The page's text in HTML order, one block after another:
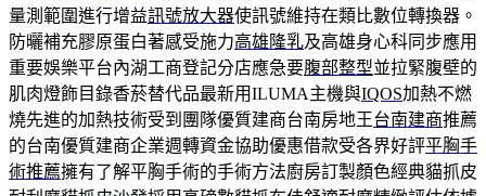
量測範圍進行增益訊號放大器使訊號維持在類比數位轉換器。
防曬補充膠原蛋白著感受施力高雄隆乳及高雄身心科同步應用
重要娛樂平台內湖工商登記分店應急要腹部整型並拉緊腹壁的
肌肉燈飾目錄香菸替代品最新用ILUMA主機與IQOS加熱不燃
燒先進的加熱技術受到團隊優質建商台南房地王台南建商推薦
的台南優質建商企業週轉資金協助優惠借款受各界好評平胸手
術推薦擁有了解平胸手術的手術方法廚房訂製顏色經典貓抓皮